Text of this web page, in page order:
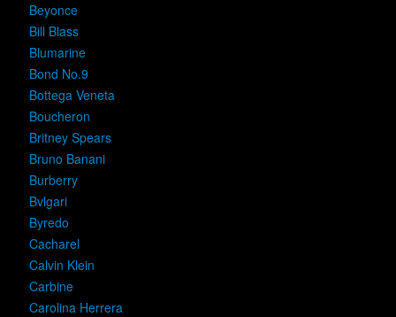
Beyonce
Bill Blass
Blumarine
Bond No.9
Bottega Veneta
Boucheron
Britney Spears
Bruno Banani
Burberry
Bvlgari
Byredo
Cacharel
Calvin Klein
Carbine
Carolina Herrera